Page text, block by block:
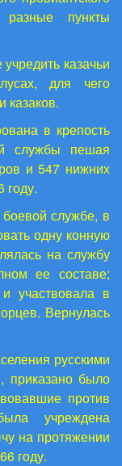
пункты
казачьи
для чего
казаков.
в крепость
службы пешая
и 547 нижних
году.
службе, в
одну конную
на службу
ее составе;
участвовала в
Вернулась
русскими
приказано было
против
учреждена
на протяжении
году.